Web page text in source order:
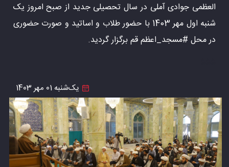
العظمی جوادی آملی در سال تحصیلی جدید از صبح امروز یک
شنبه اول مهر 1403 با حضور طلاب و اساتید و صورت حضوری
در محل #مسجد_اعظم قم برگزار گردید.
یک‌شنبه 01 مهر 1403